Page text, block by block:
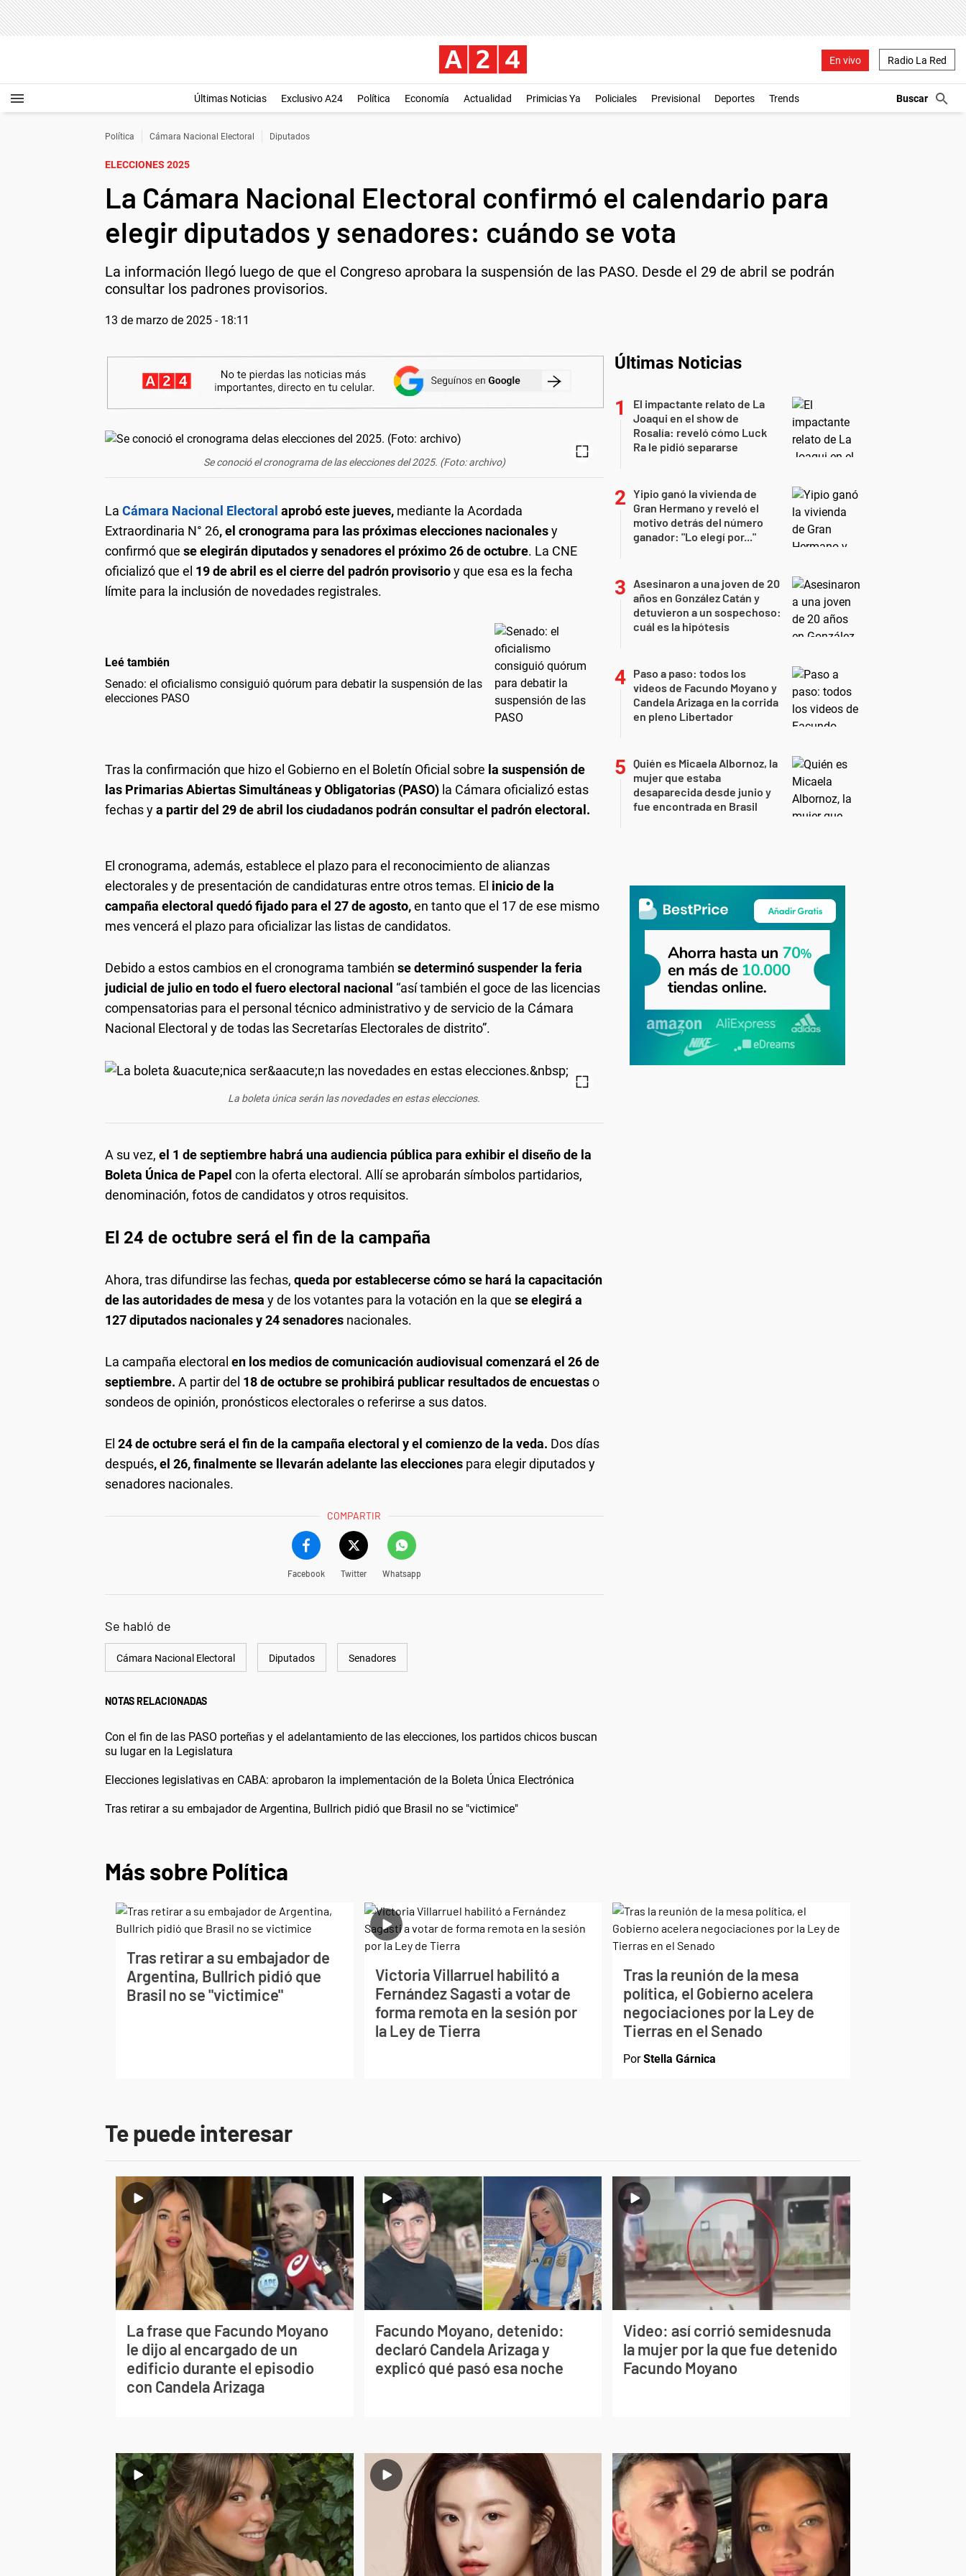
En vivo Radio La Red
Últimas Noticias Exclusivo A24 Política Economía Actualidad Primicias Ya Policiales Previsional Deportes Trends
Política Cámara Nacional Electoral Diputados
ELECCIONES 2025
La Cámara Nacional Electoral confirmó el calendario para
elegir diputados y senadores: cuándo se vota
La información llegó luego de que el Congreso aprobara la suspensión de las PASO. Desde el 29 de abril se podrán
consultar los padrones provisorios.
13 de marzo de 2025 - 18:11
Se conoció el cronograma de las elecciones del 2025. (Foto: archivo)
La Cámara Nacional Electoral aprobó este jueves, mediante la Acordada
Extraordinaria N° 26, el cronograma para las próximas elecciones nacionalesy
confirmó que se elegirán diputados y senadores el próximo 26 de octubre. La CNE
oficializó que el 19 de abril es el cierre del padrón provisorioy que esa es la fecha
límite para la inclusión de novedades registrales.
Leé también
Senado: el oficialismo consiguió quórum para debatir la suspensión de las
elecciones PASO
Tras la confirmación que hizo el Gobierno en el Boletín Oficial sobre la suspensión de
las Primarias Abiertas Simultáneas y Obligatorias (PASO) la Cámara oficializó estas
fechas ya partir del 29 de abril los ciudadanos podrán consultar el padrón electoral.
El cronograma, además, establece el plazo para el reconocimiento de alianzas
electorales y de presentación de candidaturas entre otros temas. El inicio de la
campaña electoral quedó fijado para el 27 de agosto,en tanto que el 17 de ese mismo
mes vencerá el plazo para oficializar las listas de candidatos.
Debido a estos cambios en el cronograma también se determinó suspender la feria
judicial de julio en todo el fuero electoral nacional “así también el goce de las licencias
compensatorias para el personal técnico administrativo y de servicio de la Cámara
Nacional Electoral y de todas las Secretarías Electorales de distrito”.
La boleta única serán las novedades en estas elecciones.
A su vez, el 1 de septiembre habrá una audiencia pública para exhibir el diseño de la
Boleta Única de Papel con la oferta electoral. Allí se aprobarán símbolos partidarios,
denominación, fotos de candidatos y otros requisitos.
El 24 de octubre será el fin de la campaña
Ahora, tras difundirse las fechas, queda por establecerse cómo se hará la capacitación
de las autoridades de mesa y de los votantes para la votación en la que se elegirá a
127 diputados nacionales y 24 senadores nacionales.
La campaña electoral en los medios de comunicación audiovisual comenzará el 26 de
septiembre. A partir del 18 de octubre se prohibirá publicar resultados de encuestaso
sondeos de opinión, pronósticos electorales o referirse a sus datos.
El 24 de octubre será el fin de la campaña electoral y el comienzo de la veda. Dos días
después, el 26, finalmente se llevarán adelante las elecciones para elegirdiputados y
senadores nacionales.
COMPARTIR
Facebook Twitter Whatsapp
Se habló de
Cámara Nacional Electoral Diputados Senadores
NOTAS RELACIONADAS
Con el fin de las PASO porteñas y el adelantamiento de las elecciones, los partidos chicos buscan
su lugar en la Legislatura
Elecciones legislativas en CABA: aprobaron la implementación de la Boleta Única Electrónica
Tras retirar a su embajador de Argentina, Bullrich pidió que Brasil no se "victimice"
Últimas Noticias
El impactante relato de La
Joaqui en el show de
Rosalía: reveló cómo Luck
Ra le pidió separarse
Yipio ganó la vivienda de
Gran Hermano y reveló el
motivo detrás del número
ganador: "Lo elegí por..."
Asesinaron a una joven de 20
años en González Catán y
detuvieron a un sospechoso:
cuál es la hipótesis
Paso a paso: todos los
videos de Facundo Moyano y
Candela Arizaga en la corrida
en pleno Libertador
Quién es Micaela Albornoz, la
mujer que estaba
desaparecida desde junio y
fue encontrada en Brasil
Más sobre Política
Tras retirar a su embajador de
Argentina, Bullrich pidió que
Brasil no se "victimice"
Victoria Villarruel habilitó a
Fernández Sagasti a votar de
forma remota en la sesión por
la Ley de Tierra
Tras la reunión de la mesa
política, el Gobierno acelera
negociaciones por la Ley de
Tierras en el Senado
PorStella Gárnica
Te puede interesar
La frase que Facundo Moyano
le dijo al encargado de un
edificio durante el episodio
con Candela Arizaga
Facundo Moyano, detenido:
declaró Candela Arizaga y
explicó qué pasó esa noche
Video: así corrió semidesnuda
la mujer por la que fue detenido
Facundo Moyano